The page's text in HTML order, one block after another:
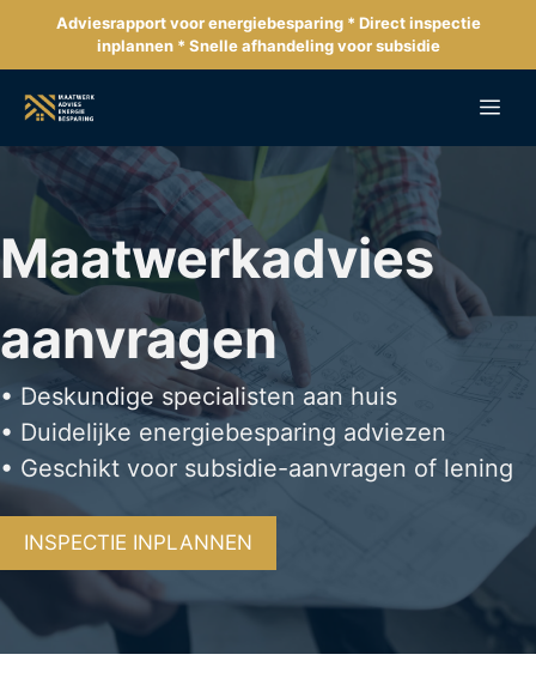
de
inhoud
Adviesrapport voor energiebesparing * Direct inspectie
inplannen * Snelle afhandeling voor subsidie
Maatwerkadvies
aanvragen
• Deskundige specialisten aan huis
• Duidelijke energiebesparing adviezen
• Geschikt voor subsidie-aanvragen of lening
INSPECTIE INPLANNEN